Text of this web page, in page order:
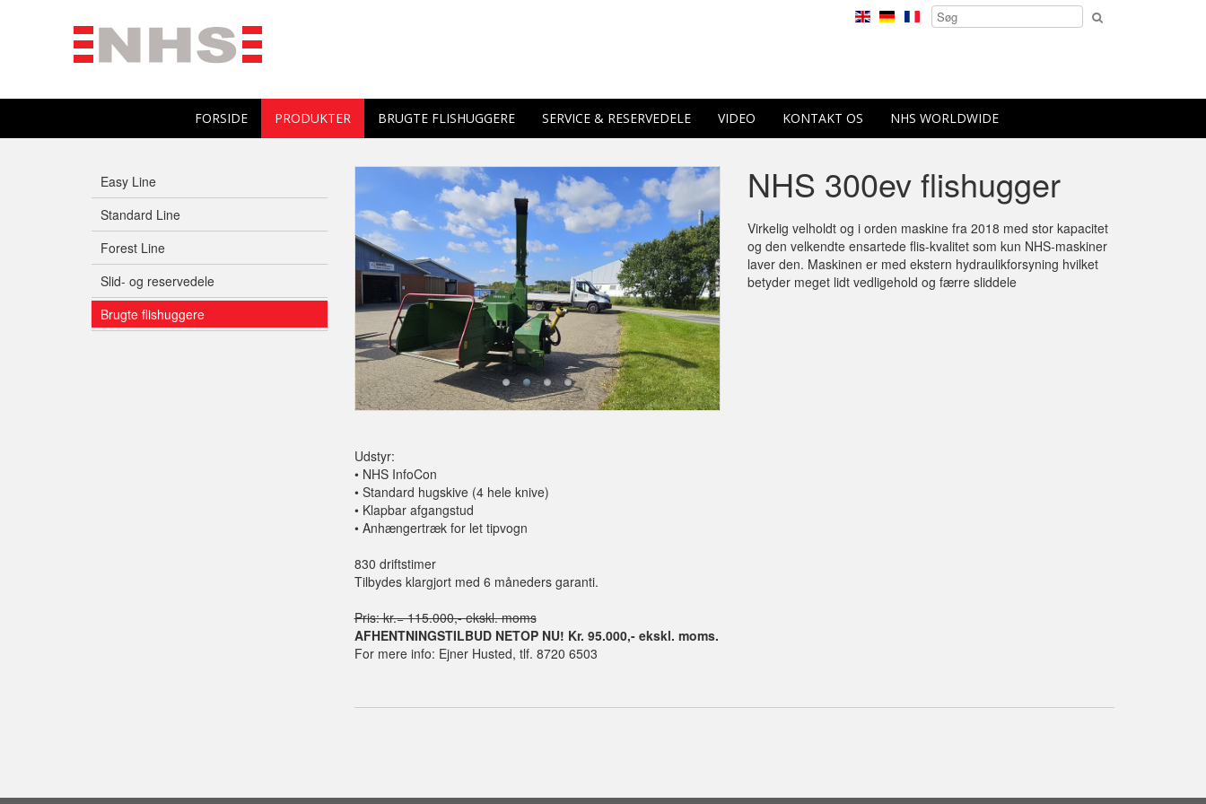
FORSIDE PRODUKTER BRUGTE FLISHUGGERE SERVICE & RESERVEDELE VIDEO KONTAKT OS NHS WORLDWIDE
Easy Line
Standard Line
Forest Line
Slid- og reservedele
Brugte flishuggere
NHS 300ev flishugger
Virkelig velholdt og i orden maskine fra 2018 med stor kapacitet
og den velkendte ensartede flis-kvalitet som kun NHS-maskiner
laver den. Maskinen er med ekstern hydraulikforsyning hvilket
betyder meget lidt vedligehold og færre sliddele
Udstyr:
• NHS InfoCon
• Standard hugskive (4 hele knive)
• Klapbar afgangstud
• Anhængertræk for let tipvogn
830 driftstimer
Tilbydes klargjort med 6 måneders garanti.
Pris: kr.= 115.000,- ekskl. moms
AFHENTNINGSTILBUD NETOP NU! Kr. 95.000,- ekskl. moms.
For mere info: Ejner Husted, tlf. 8720 6503